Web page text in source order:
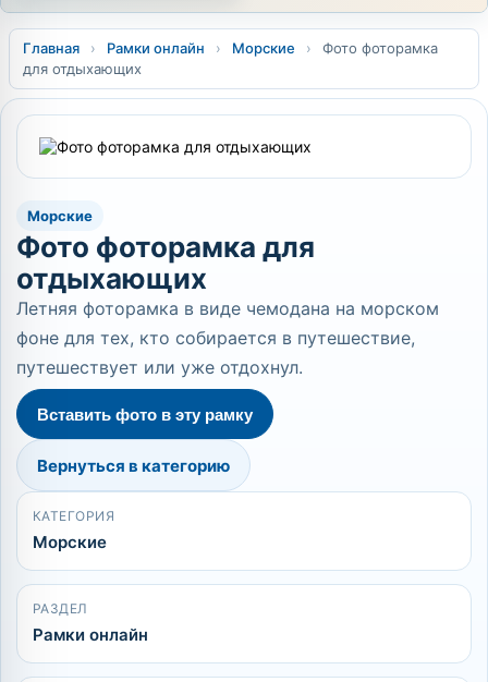
Главная › Рамки онлайн › Морские ›
Фото фоторамка
для отдыхающих
Морские
Фото фоторамка для
отдыхающих
Летняя фоторамка в виде чемодана на морском
фоне для тех, кто собирается в путешествие,
путешествует или уже отдохнул.
Вставить фото в эту рамку
Вернуться в категорию
КАТЕГОРИЯ
Морские
РАЗДЕЛ
Рамки онлайн